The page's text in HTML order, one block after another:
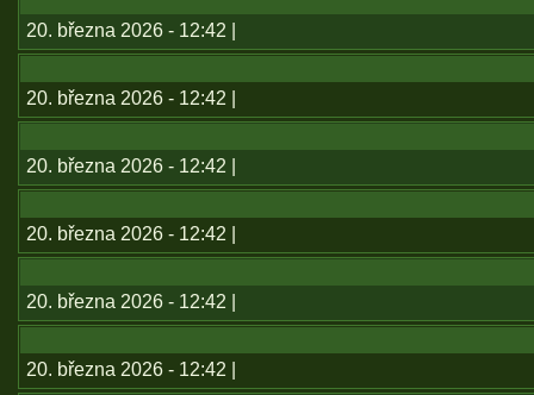
20. března 2026 - 12:42 |
20. března 2026 - 12:42 |
20. března 2026 - 12:42 |
20. března 2026 - 12:42 |
20. března 2026 - 12:42 |
20. března 2026 - 12:42 |